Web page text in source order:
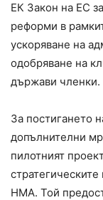
ЕК Закон на ЕС
реформи в
ускоряване на
одобряване на
държави членки.
За постигането
допълнителни
пилотният
HMA. Той